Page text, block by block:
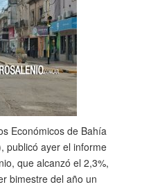
Económicos de Bahía
publicó ayer el informe
que alcanzó el 2,3%,
bimestre del año un